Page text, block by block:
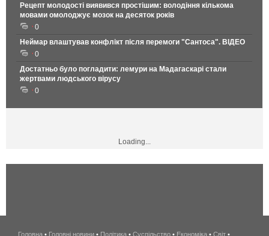
Рецепт молодості виявився простішим: володіння кількома
мовами омолоджує мозок на десяток років
0
Неймар влаштував конфлікт після перемоги "Сантоса". ВІДЕО
0
Достатньо було погладити: лемури на Мадагаскарі стали
жертвами людського вірусу
0
Loading...
беспроводной
Головна • Головні новини • Політика • Суспільство • Економіка • Світ •